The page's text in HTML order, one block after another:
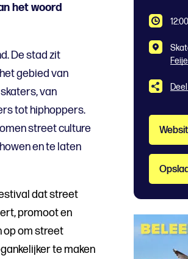
het woord
De stad zit
gebied van
van
tot hiphoppers.
street culture
en te laten
dat street
promoot en
op om street
te maken